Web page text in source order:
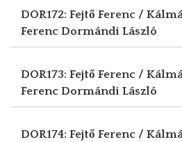
DOR172: Fejtő Ferenc /
Ferenc Dormándi László
DOR173: Fejtő Ferenc /
Ferenc Dormándi László
DOR174: Fejtő Ferenc /